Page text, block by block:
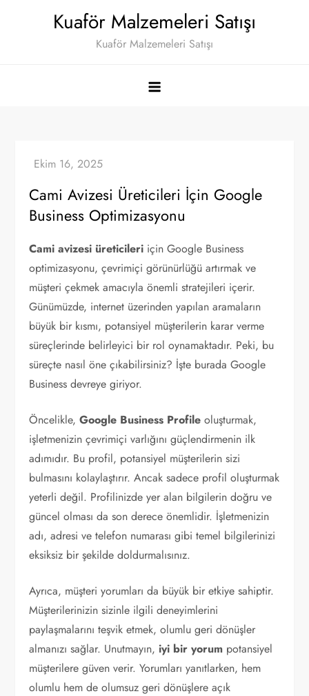
Kuaför Malzemeleri Satışı
Kuaför Malzemeleri Satışı
Cami Avizesi Üreticileri İçin Google
Business Optimizasyonu
Cami avizesi üreticileri için Google Business
optimizasyonu, çevrimiçi görünürlüğü artırmak ve
müşteri çekmek amacıyla önemli stratejileri içerir.
Günümüzde, internet üzerinden yapılan aramaların
büyük bir kısmı, potansiyel müşterilerin karar verme
süreçlerinde belirleyici bir rol oynamaktadır. Peki, bu
süreçte nasıl öne çıkabilirsiniz? İşte burada Google
Business devreye giriyor.
Öncelikle,Google Business Profile oluşturmak,
işletmenizin çevrimiçi varlığını güçlendirmenin ilk
adımıdır. Bu profil, potansiyel müşterilerin sizi
bulmasını kolaylaştırır. Ancak sadece profil oluşturmak
yeterli değil. Profilinizde yer alan bilgilerin doğru ve
güncel olması da son derece önemlidir. İşletmenizin
adı, adresi ve telefon numarası gibi temel bilgilerinizi
eksiksiz bir şekilde doldurmalısınız.
Ayrıca, müşteri yorumları da büyük bir etkiye sahiptir.
Müşterilerinizin sizinle ilgili deneyimlerini
paylaşmalarını teşvik etmek, olumlu geri dönüşler
almanızı sağlar. Unutmayın, iyi bir yorum potansiyel
müşterilere güven verir. Yorumları yanıtlarken, hem
olumlu hem de olumsuz geri dönüşlere açık